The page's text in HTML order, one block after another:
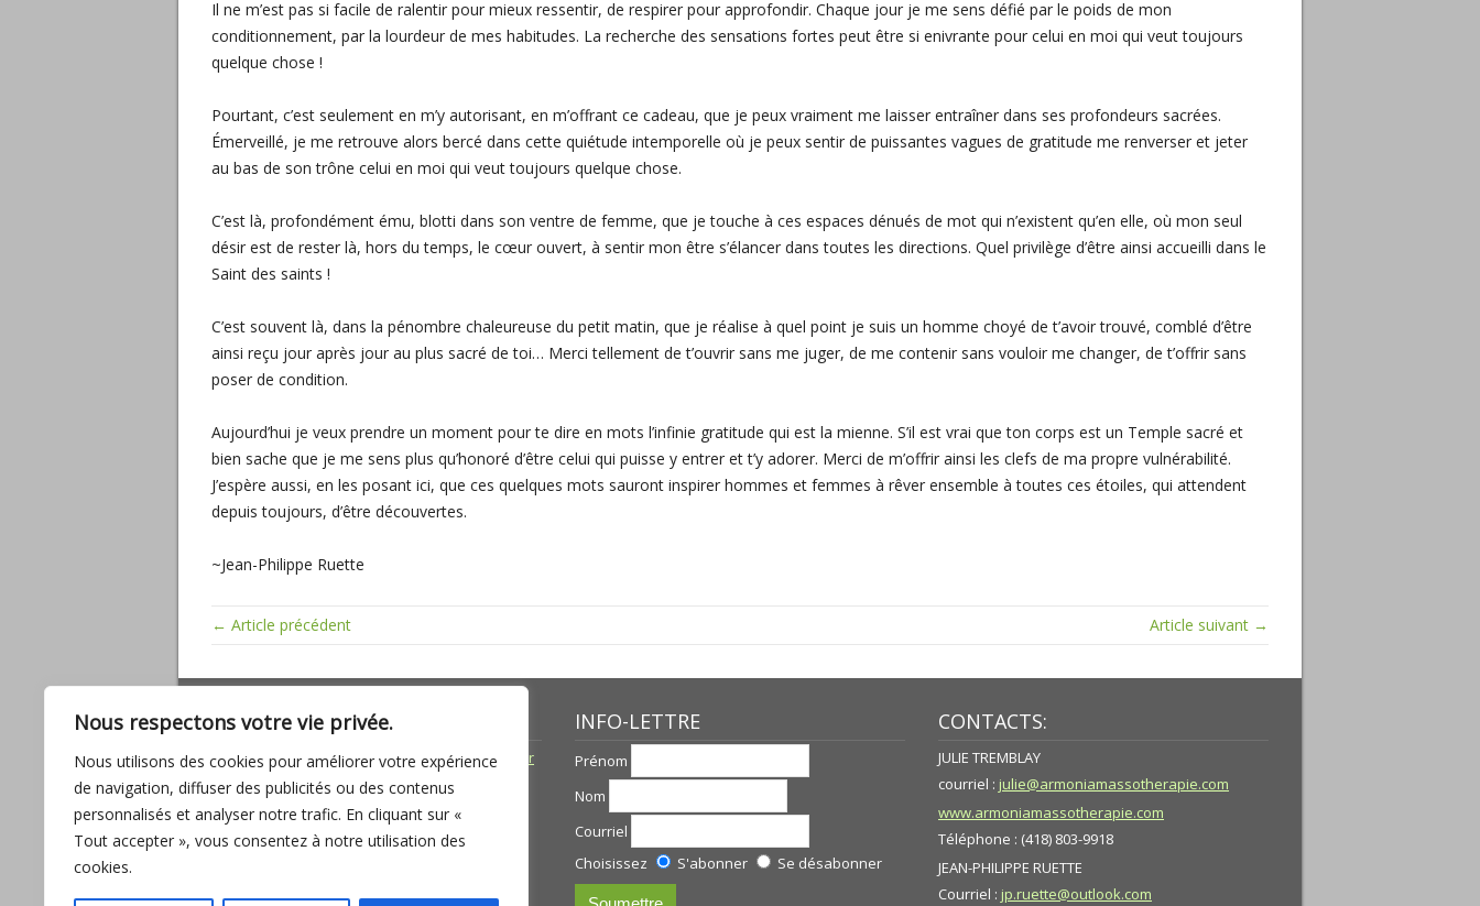
Nous respectons votre vie privée.
Nous utilisons des cookies pour améliorer votre expérience
de navigation, diffuser des publicités ou des contenus
personnalisés et analyser notre trafic. En cliquant sur «
Tout accepter », vous consentez à notre utilisation des
cookies.
Il ne m’est pas si facile de ralentir pour mieux ressentir, de respirer pour approfondir. Chaque jour je me sens défié par le poids de mon
conditionnement, par la lourdeur de mes habitudes. La recherche des sensations fortes peut être si enivrante pour celui en moi qui veut toujours
quelque chose !
Pourtant, c’est seulement en m’y autorisant, en m’offrant ce cadeau, que je peux vraiment me laisser entraîner dans ses profondeurs sacrées.
Émerveillé, je me retrouve alors bercé dans cette quiétude intemporelle où je peux sentir de puissantes vagues de gratitude me renverser et jeter
au bas de son trône celui en moi qui veut toujours quelque chose.
C’est là, profondément ému, blotti dans son ventre de femme, que je touche à ces espaces dénués de mot qui n’existent qu’en elle, où mon seul
désir est de rester là, hors du temps, le cœur ouvert, à sentir mon être s’élancer dans toutes les directions. Quel privilège d’être ainsi accueilli dans le
Saint des saints !
C’est souvent là, dans la pénombre chaleureuse du petit matin, que je réalise à quel point je suis un homme choyé de t’avoir trouvé, comblé d’être
ainsi reçu jour après jour au plus sacré de toi… Merci tellement de t’ouvrir sans me juger, de me contenir sans vouloir me changer, de t’offrir sans
poser de condition.
Aujourd’hui je veux prendre un moment pour te dire en mots l’infinie gratitude qui est la mienne. S’il est vrai que ton corps est un Temple sacré et
bien sache que je me sens plus qu’honoré d’être celui qui puisse y entrer et t’y adorer. Merci de m’offrir ainsi les clefs de ma propre vulnérabilité.
J’espère aussi, en les posant ici, que ces quelques mots sauront inspirer hommes et femmes à rêver ensemble à toutes ces étoiles, qui attendent
depuis toujours, d’être découvertes.
~Jean-Philippe Ruette
← Article précédent Article suivant →
ARTICLES RÉCENTS
Miracles, mathématiques sacrées, baigné par
son amour
L’UNION, promesse d’ABONDANCE pour
l’humanité
INFO-LETTRE
Prénom
Nom
Courriel
Choisissez
S'abonner Se désabonner
CONTACTS:
JULIE TREMBLAY
courriel : julie@armoniamassotherapie.com
www.armoniamassotherapie.com
Téléphone : (418) 803-9918
JEAN-PHILIPPE RUETTE
Courriel : jp.ruette@outlook.com